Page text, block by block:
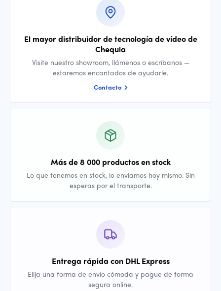
El mayor distribuidor de tecnología de vídeo de
Chequia
Visite nuestro showroom, llámenos o escríbanos —
estaremos encantados de ayudarle.
Contacto
Más de 8 000 productos en stock
Lo que tenemos en stock, lo enviamos hoy mismo. Sin
esperas por el transporte.
Entrega rápida con DHL Express
Elija una forma de envío cómoda y pague de forma
segura online.